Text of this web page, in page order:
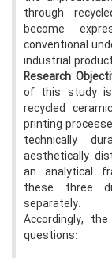
through
become
conventional
industrial
Research
of this study
recycled
printing
technically
aesthetically
an analytical
these three
separately.
Accordingly,
questions: